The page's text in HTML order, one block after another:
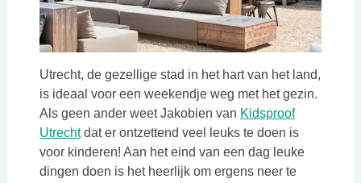
Utrecht, de gezellige stad in het hart van het land,
is ideaal voor een weekendje weg met het gezin.
Als geen ander weet Jakobien van Kidsproof
UtrechtDeze link opent in een nieuwe tab
dat er ontzettend veel leuks te doen is
voor kinderen! Aan het eind van een dag leuke
dingen doen is het heerlijk om ergens neer te